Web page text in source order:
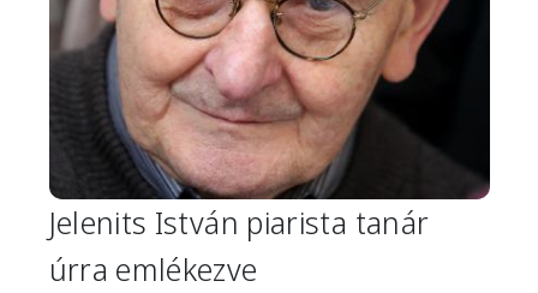
Jelenits István piarista tanár
úrra emlékezve